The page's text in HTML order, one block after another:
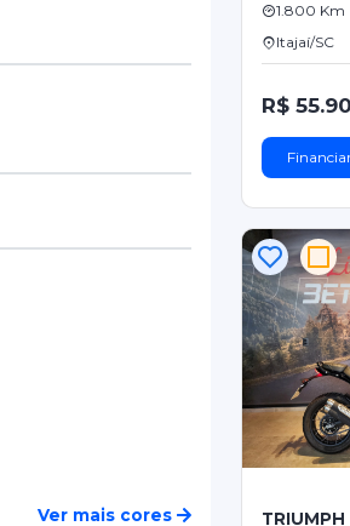
Ver mais cores
1.800 Km
Itajaí/SC
R$
TRIUMPH